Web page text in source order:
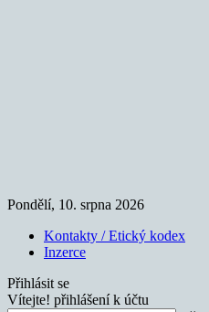
Pondělí, 10. srpna 2026
Kontakty / Etický kodex
Inzerce
Přihlásit se
Vítejte! přihlášení k účtu